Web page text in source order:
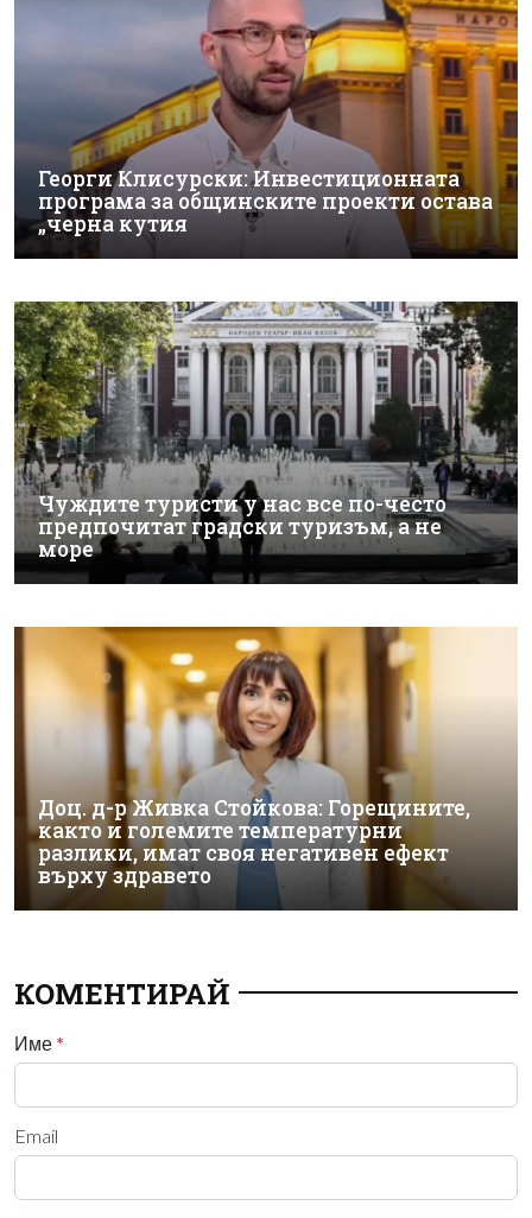
Георги Клисурски: Инвестиционната
програма за общинските проекти остава
„черна кутия
Чуждите туристи у нас все по-често
предпочитат градски туризъм, а не
море
Доц. д-р Живка Стойкова: Горещините,
както и големите температурни
разлики, имат своя негативен ефект
върху здравето
КОМЕНТИРАЙ
Име *
Email